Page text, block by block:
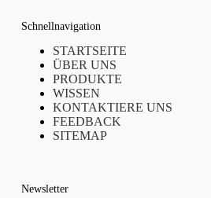
Schnellnavigation
STARTSEITE
ÜBER UNS
PRODUKTE
WISSEN
KONTAKTIERE UNS
FEEDBACK
SITEMAP
Newsletter